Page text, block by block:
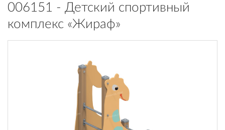
006151 - Детский спортивный
комплекс «Жираф»